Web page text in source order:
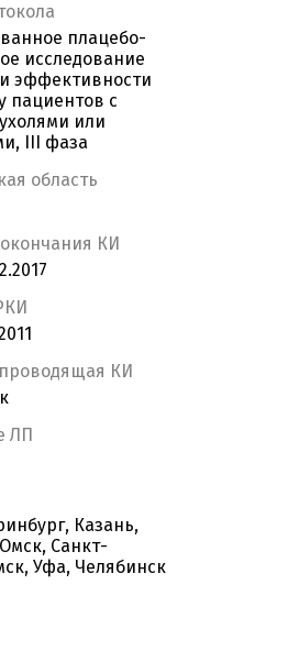
плацебо-
исследование
эффективности
пациентов c
или
III фаза
область
КИ
КИ
ЛП
Казань,
Санкт-
Уфа, Челябинск